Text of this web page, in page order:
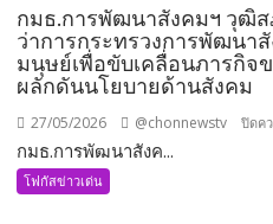
กมธ.การพัฒนาสังคมฯ วุฒิส
ว่าการกระทรวงการพัฒนา
มนุษย์เพื่อขับเคลื่อนภารกิจ
ผลักดันนโยบายด้านสังคม
27/05/2026 @chonnewstv ปิดค
กมธ.การพัฒนาสังค...
โฟกัสข่าวเด่น